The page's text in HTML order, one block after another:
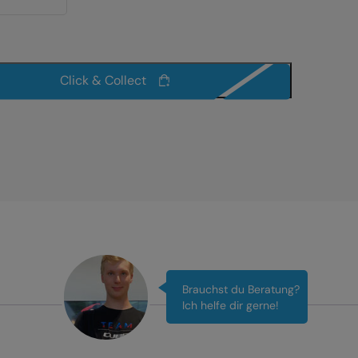
Click & Collect
Brauchst du Beratung?
Ich helfe dir gerne!